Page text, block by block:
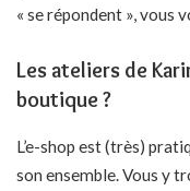
« se répondent », vous
Les ateliers de
boutique ?
L’e-shop est (très)
son ensemble. Vous y